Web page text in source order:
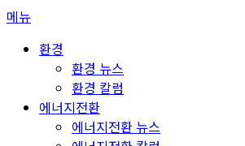
콘
메뉴
환경
환경 뉴스
환경 칼럼
에너지전환
에너지전환 뉴스